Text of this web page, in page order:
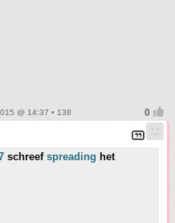
@ 14:37 • 138
schreef spreading het